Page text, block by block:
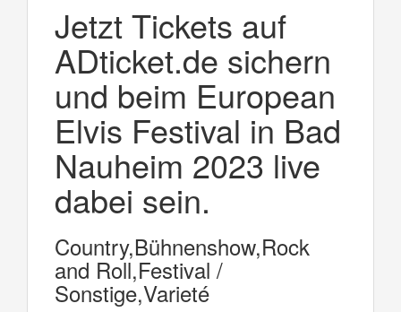
Jetzt Tickets auf
ADticket.de sichern
und beim European
Elvis Festival in Bad
Nauheim 2023 live
dabei sein.
Country,Bühnenshow,Rock
and Roll,Festival /
Sonstige,Varieté